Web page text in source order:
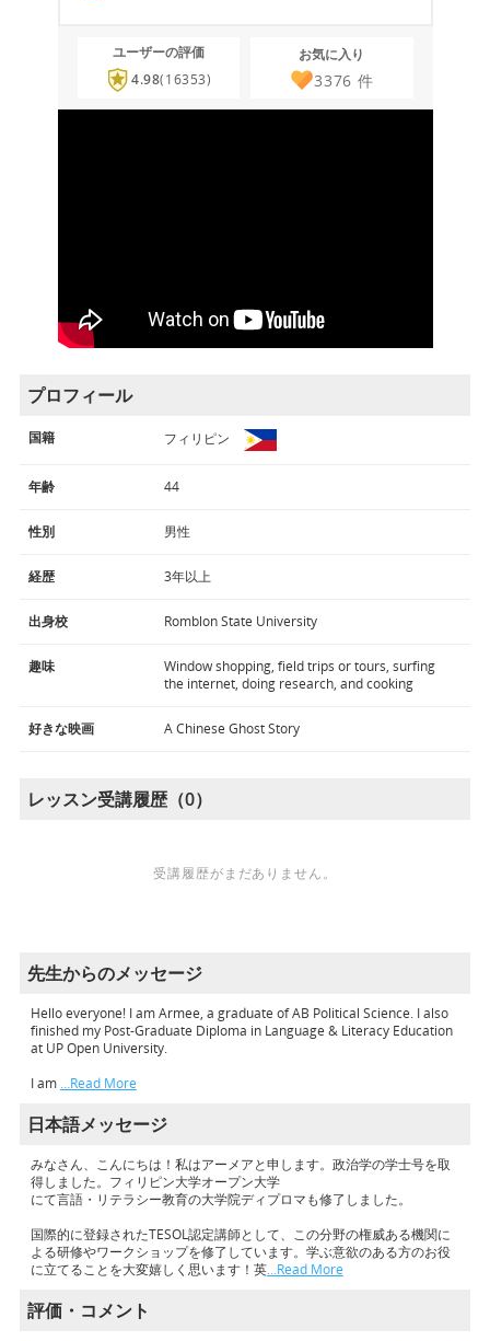
ユーザーの評価
4.98(16353)
お気に入り
3376 件
プロフィール
国籍 フィリピン
年齢 44
性別 男性
経歴 3年以上
出身校 Romblon State University
趣味
Window shopping, field trips or tours, surfing
the internet, doing research, and cooking
好きな映画 A Chinese Ghost Story
レッスン受講履歴（0）
受講履歴がまだありません。
先生からのメッセージ
Hello everyone! I am Armee, a graduate of AB Political Science. I also
finished my Post-Graduate Diploma in Language & Literacy Education
at UP Open University.
I am …Read More
日本語メッセージ
みなさん、こんにちは！私はアーメアと申します。政治学の学士号を取
得しました。フィリピン大学オープン大学
にて言語・リテラシー教育の大学院ディプロマも修了しました。
国際的に登録されたTESOL認定講師として、この分野の権威ある機関に
よる研修やワークショップを修了しています。学ぶ意欲のある方のお役
に立てることを大変嬉しく思います！英…Read More
評価・コメント